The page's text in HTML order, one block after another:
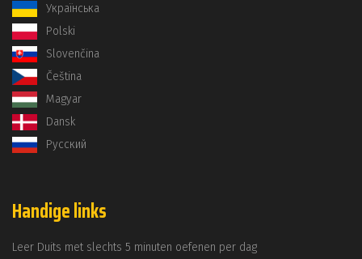
Українська
Polski
Slovenčina
Čeština
Magyar
Dansk
Русский
Handige links
Leer Duits met slechts 5 minuten oefenen per dag